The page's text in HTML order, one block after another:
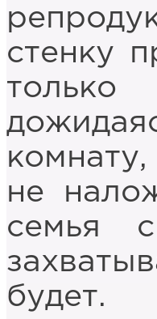
стенку
не
семья
будет.